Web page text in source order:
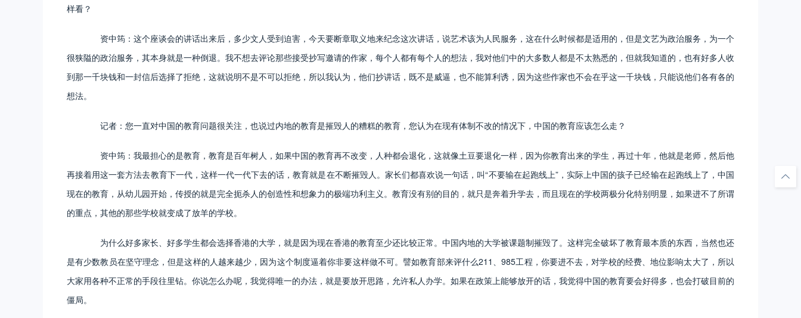
样看？
资中筠：这个座谈会的讲话出来后，多少文人受到迫害，今天要断章取义地来纪念这次讲话，说艺术该为人民服务，这在什么时候都是适用的，但是文艺为政治服务，为一个
很狭隘的政治服务，其本身就是一种倒退。我不想去评论那些接受抄写邀请的作家，每个人都有每个人的想法，我对他们中的大多数人都是不太熟悉的，但就我知道的，也有好多人收
到那一千块钱和一封信后选择了拒绝，这就说明不是不可以拒绝，所以我认为，他们抄讲话，既不是威逼，也不能算利诱，因为这些作家也不会在乎这一千块钱，只能说他们各有各的
想法。
记者：您一直对中国的教育问题很关注，也说过内地的教育是摧毁人的糟糕的教育，您认为在现有体制不改的情况下，中国的教育应该怎么走？
资中筠：我最担心的是教育，教育是百年树人，如果中国的教育再不改变，人种都会退化，这就像土豆要退化一样，因为你教育出来的学生，再过十年，他就是老师，然后他
再接着用这一套方法去教育下一代，这样一代一代下去的话，教育就是在不断摧毁人。家长们都喜欢说一句话，叫“不要输在起跑线上”，实际上中国的孩子已经输在起跑线上了，中国
现在的教育，从幼儿园开始，传授的就是完全扼杀人的创造性和想象力的极端功利主义。教育没有别的目的，就只是奔着升学去，而且现在的学校两极分化特别明显，如果进不了所谓
的重点，其他的那些学校就变成了放羊的学校。
为什么好多家长、好多学生都会选择香港的大学，就是因为现在香港的教育至少还比较正常。中国内地的大学被课题制摧毁了。这样完全破坏了教育最本质的东西，当然也还
是有少数教员在坚守理念，但是这样的人越来越少，因为这个制度逼着你非要这样做不可。譬如教育部来评什么211、985工程，你要进不去，对学校的经费、地位影响太大了，所以
大家用各种不正常的手段往里钻。你说怎么办呢，我觉得唯一的办法，就是要放开思路，允许私人办学。如果在政策上能够放开的话，我觉得中国的教育要会好得多，也会打破目前的
僵局。